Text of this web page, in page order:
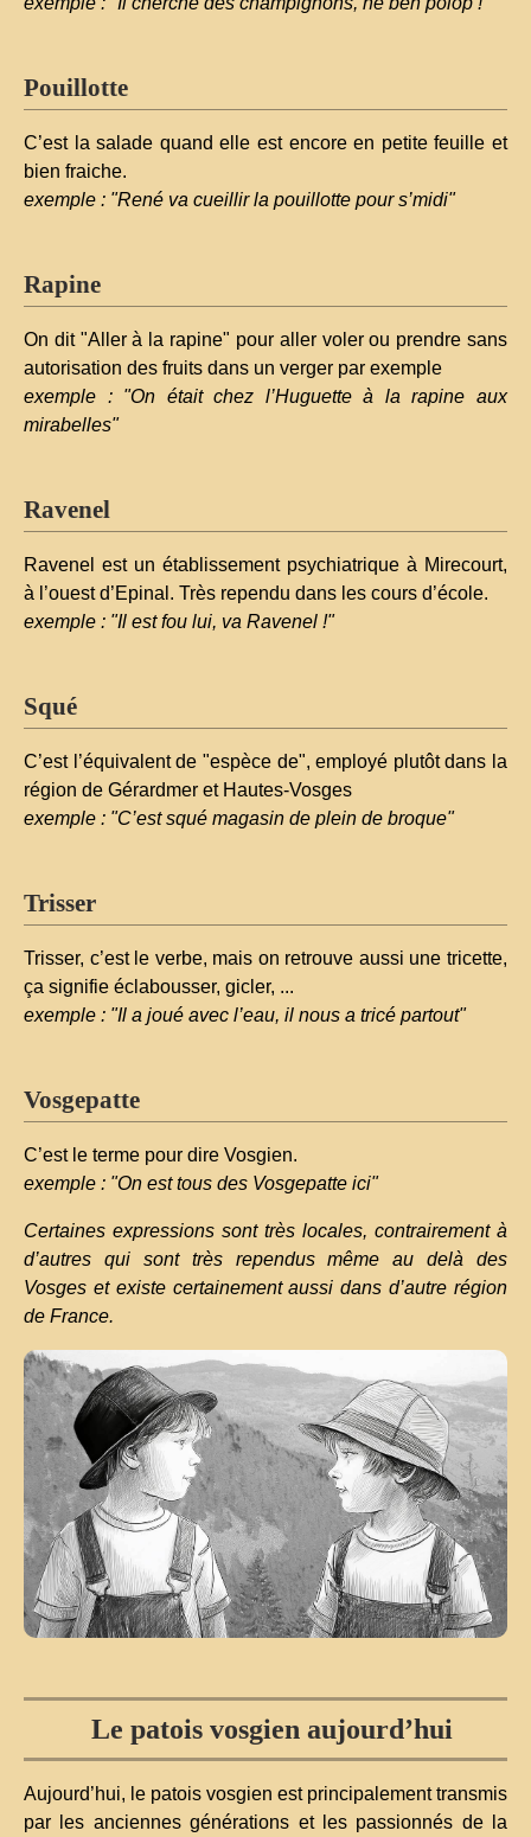
Pouillotte
C’est la salade quand elle est encore en petite feuille et
bien fraiche.
exemple : "René va cueillir la pouillotte pour s’midi"
Rapine
On dit "Aller à la rapine" pour aller voler ou prendre sans
autorisation des fruits dans un verger par exemple
exemple : "On était chez l’Huguette à la rapine aux
mirabelles"
Ravenel
Ravenel est un établissement psychiatrique à Mirecourt,
à l’ouest d’Epinal. Très rependu dans les cours d’école.
exemple : "Il est fou lui, va Ravenel !"
Squé
C’est l’équivalent de "espèce de", employé plutôt dans la
région de Gérardmer et Hautes-Vosges
exemple : "C’est squé magasin de plein de broque"
Trisser
Trisser, c’est le verbe, mais on retrouve aussi une tricette,
ça signifie éclabousser, gicler, ...
exemple : "Il a joué avec l’eau, il nous a tricé partout"
Vosgepatte
C’est le terme pour dire Vosgien.
exemple : "On est tous des Vosgepatte ici"
Certaines expressions sont très locales, contrairement à
d’autres qui sont très rependus même au delà des
Vosges et existe certainement aussi dans d’autre région
de France.
Le patois vosgien aujourd’hui
Aujourd’hui, le patois vosgien est principalement transmis
par les anciennes générations et les passionnés de la